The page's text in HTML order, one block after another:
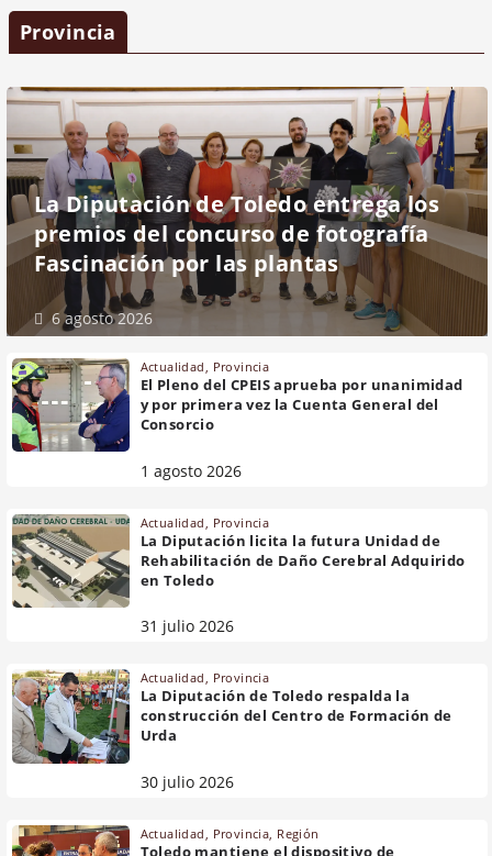
Provincia
La Diputación de Toledo entrega los
premios del concurso de fotografía
Fascinación por las plantas
6 agosto 2026
Actualidad Provincia
El Pleno del CPEIS aprueba por unanimidad
y por primera vez la Cuenta General del
Consorcio
1 agosto 2026
Actualidad Provincia
La Diputación licita la futura Unidad de
Rehabilitación de Daño Cerebral Adquirido
en Toledo
31 julio 2026
Actualidad, Provincia
La Diputación de Toledo respalda la
construcción del Centro de Formación de
Urda
30 julio 2026
Actualidad, Provincia, Región
Toledo mantiene el dispositivo de